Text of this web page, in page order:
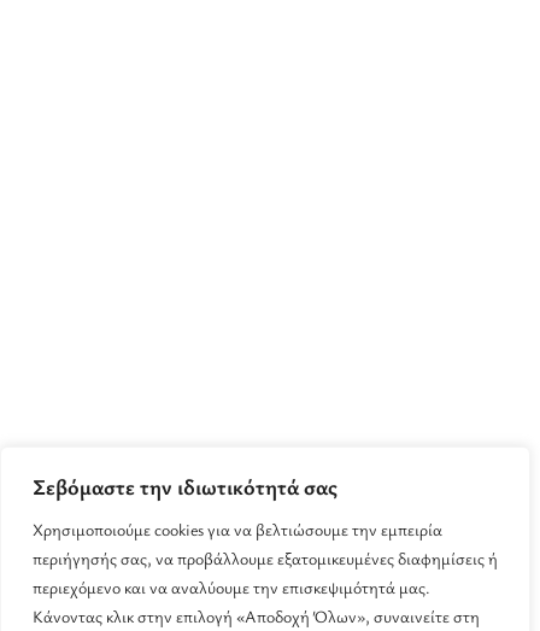
Σεβόμαστε την ιδιωτικότητά σας
Χρησιμοποιούμε cookies για να βελτιώσουμε την εμπειρία
περιήγησής σας, να προβάλλουμε εξατομικευμένες διαφημίσεις ή
περιεχόμενο και να αναλύουμε την επισκεψιμότητά μας.
Κάνοντας κλικ στην επιλογή «Αποδοχή Όλων», συναινείτε στη